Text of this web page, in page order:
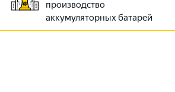
производство
аккумуляторных батарей